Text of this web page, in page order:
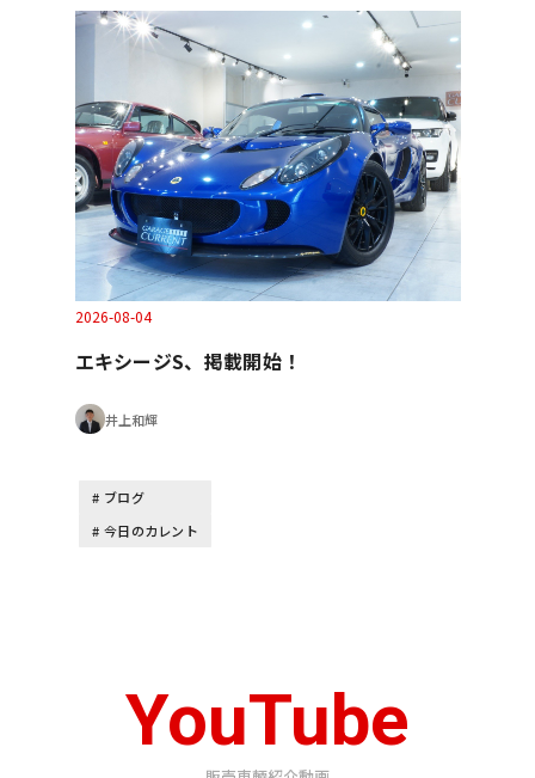
2026-08-04
エキシージS、掲載開始！
井上和輝
ブログ
今日のカレント
YouTube